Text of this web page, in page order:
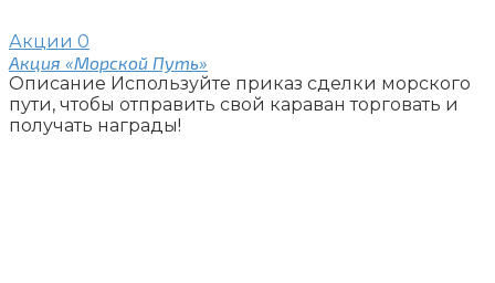
Акции 0
Акция «Морской Путь»
Описание Используйте приказ сделки морского
пути, чтобы отправить свой караван торговать и
получать награды!